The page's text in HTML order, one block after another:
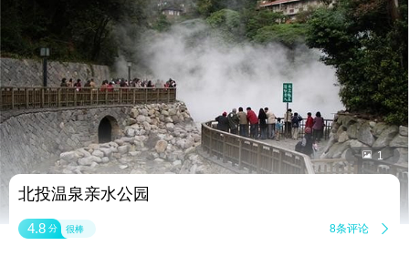
 1
北投温泉亲水公园
4.8 分 很棒 8条评论 